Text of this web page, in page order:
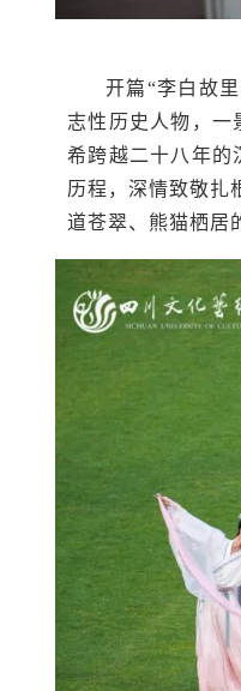
开篇“李白故
志性历史人物，一
希跨越二十八年的
历程，深情致敬扎
道苍翠、熊猫栖居